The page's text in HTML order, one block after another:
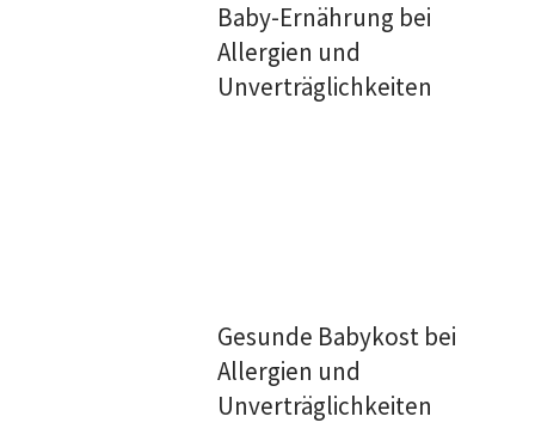
Baby-Ernährung bei
Allergien und
Unverträglichkeiten
Gesunde Babykost bei
Allergien und
Unverträglichkeiten